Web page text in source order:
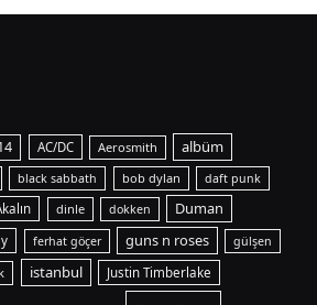
AC/DC Aerosmith albüm
black sabbath bob dylan daft punk
dinle dokken Duman
ferhat göçer guns n roses gülşen
istanbul Justin Timberlake